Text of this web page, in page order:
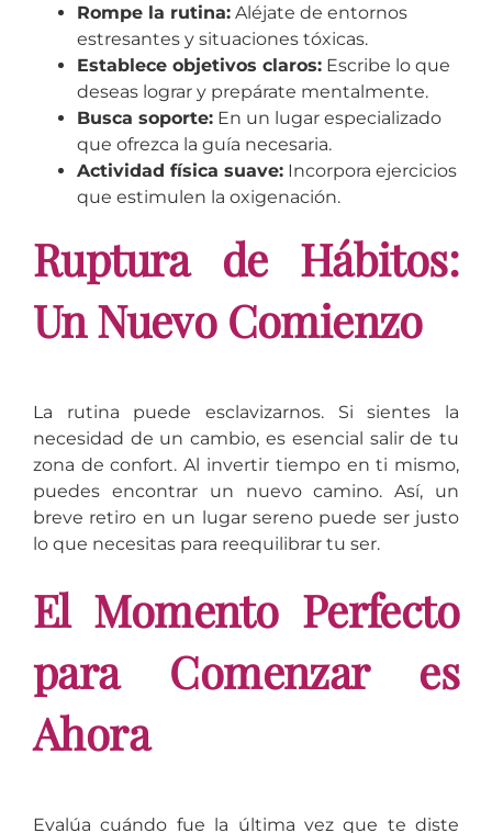
Rompe la rutina:Aléjate de entornos
estresantes y situaciones tóxicas.
Establece objetivos claros:Escribe lo que
deseas lograr y prepárate mentalmente.
Busca soporte:En un lugar especializado
que ofrezca la guía necesaria.
Actividad física suave:Incorpora ejercicios
que estimulen la oxigenación.
Ruptura de Hábitos:
Un Nuevo Comienzo
La rutina puede esclavizarnos. Si sientes la
necesidad de un cambio, es esencial salir de tu
zona de confort. Al invertir tiempo en ti mismo,
puedes encontrar un nuevo camino. Así, un
breve retiro en un lugar sereno puede ser justo
lo que necesitas para reequilibrar tu ser.
El Momento Perfecto
para Comenzar es
Ahora
Evalúa cuándo fue la última vez que te diste